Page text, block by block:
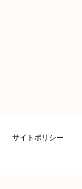
サイトポリシー